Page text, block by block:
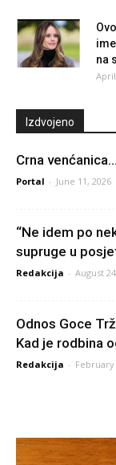
na
Izdvojeno
Crna
Portal - June 11, 2026
“Ne idem po
supruge u
Redakcija - August
Odnos Goce
Kad je rodbina
Redakcija - February